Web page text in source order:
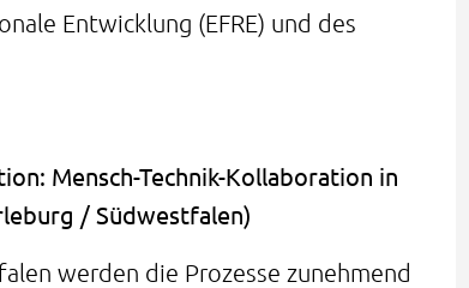
Entwicklung (EFRE) und des
Mensch-Technik-Kollaboration in
/ Südwestfalen)
werden die Prozesse zunehmend